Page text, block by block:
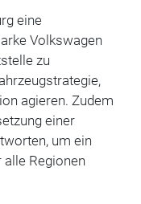
eine
Volkswagen
zu
agieren. Zudem
einer
um ein
Regionen